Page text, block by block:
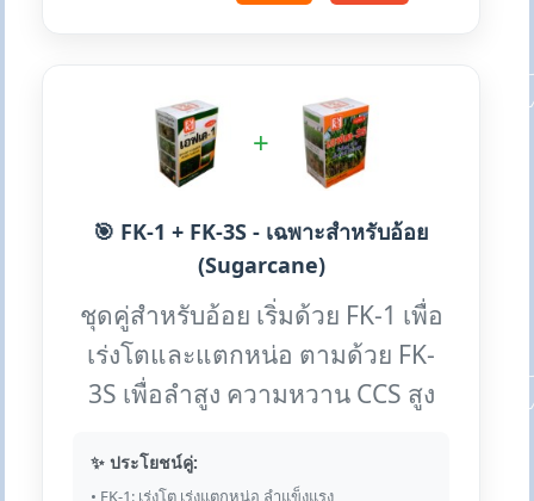
+
🎯 FK-1 + FK-3S - เฉพาะสำหรับอ้อย
(Sugarcane)
ชุดคู่สำหรับอ้อย เริ่มด้วย FK-1 เพื่อ
เร่งโตและแตกหน่อ ตามด้วย FK-
3S เพื่อลำสูง ความหวาน CCS สูง
✨ ประโยชน์คู่:
• FK-1: เร่งโต เร่งแตกหน่อ ลำแข็งแรง